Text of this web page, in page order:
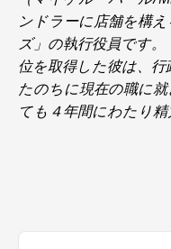
ンドラーに店舗を構
ズ」の執行役員です
位を取得した彼は、
たのちに現在の職に
ても４年間にわたり